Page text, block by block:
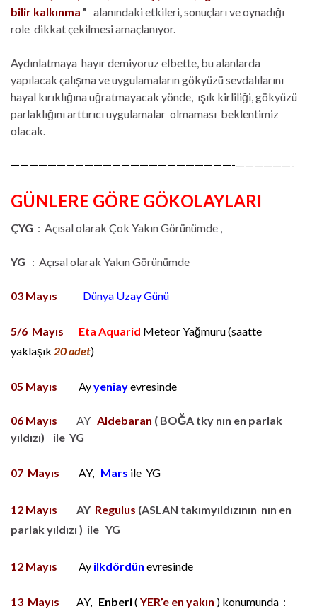
bilir kalkınma ” alanındaki etkileri, sonuçları ve oynadığı
role dikkat çekilmesi amaçlanıyor.
Aydınlatmaya hayır demiyoruz elbette, bu alanlarda
yapılacak çalışma ve uygulamaların gökyüzü sevdalılarını
hayal kırıklığına uğratmayacak yönde, ışık kirliliği, gökyüzü
parlaklığını arttırıcı uygulamalar olmaması beklentimiz
olacak.
————————————————————————-——————-
GÜNLERE GÖRE GÖKOLAYLARI
ÇYG : Açısal olarak Çok Yakın Görünümde ,
YG : Açısal olarak Yakın Görünümde
03 Mayıs Dünya Uzay Günü
5/6 Mayıs Eta Aquarid Meteor Yağmuru (saatte
yaklaşık 20 adet)
05 Mayıs Ayyeniayevresinde
06 Mayıs AY Aldebaran ( BOĞA tky nın en parlak
yıldızı) ile YG
07 Mayıs AY, Mars ile YG
12 Mayıs AY Regulus (ASLAN takımyıldızının nın en
parlak yıldızı ) ile YG
12 Mayıs Ay ilkdördün evresinde
13 Mayıs AY, Enberi( YER’e en yakın ) konumunda :